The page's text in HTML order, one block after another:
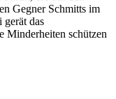
Gegner Schmitts im
gerät das
Minderheiten schützen